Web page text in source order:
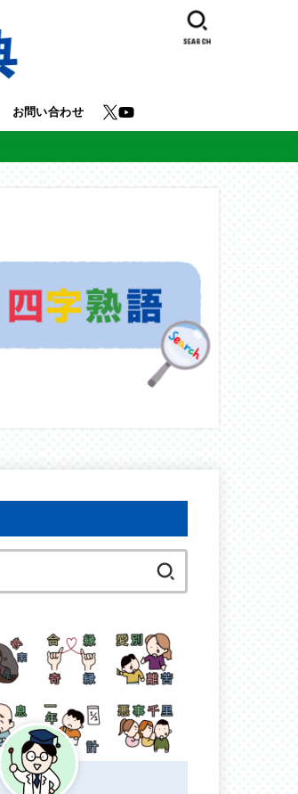
お問い合わせ
SEARCH